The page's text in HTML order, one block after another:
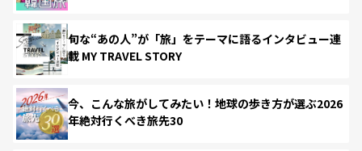
旬な“あの人”が「旅」をテーマに語るインタビュー連
載 MY TRAVEL STORY
今、こんな旅がしてみたい！地球の歩き方が選ぶ2026
年絶対行くべき旅先30